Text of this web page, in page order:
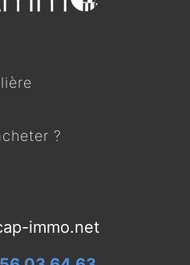
?
immo.net